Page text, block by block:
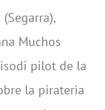
Muchos
pilot de la
la pirateria